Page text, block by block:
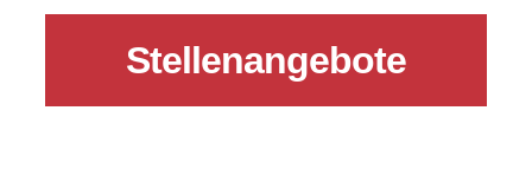
Stellenangebote